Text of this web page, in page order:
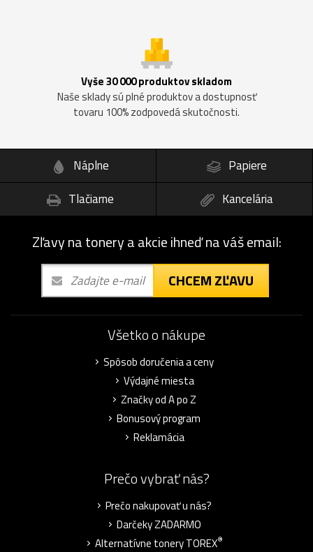
Vyše 30 000 produktov skladom
Naše sklady sú plné produktov a dostupnosť
tovaru 100% zodpovedá skutočnosti.
Náplne
Papiere
Tlačiarne
Kancelária
Zľavy na tonery a akcie ihneď na váš email:
CHCEM ZĽAVU
Všetko o nákupe
Spôsob doručenia a ceny
Výdajné miesta
Značky od A po Z
Bonusový program
Reklamácia
Prečo vybrať nás?
Prečo nakupovať u nás?
Darčeky ZADARMO
Alternatívne tonery TOREX®